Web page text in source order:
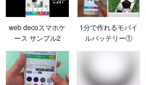
web decoスマホケ
ース サンプル2
1分で作れるモバイ
ルバッテリー①